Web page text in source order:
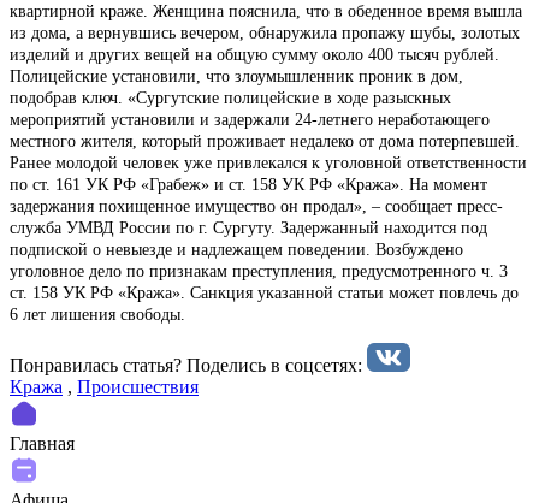
квартирной краже. Женщина пояснила, что в обеденное время вышла
из дома, а вернувшись вечером, обнаружила пропажу шубы, золотых
изделий и других вещей на общую сумму около 400 тысяч рублей.
Полицейские установили, что злоумышленник проник в дом,
подобрав ключ. «Сургутские полицейские в ходе разыскных
мероприятий установили и задержали 24-летнего неработающего
местного жителя, который проживает недалеко от дома потерпевшей.
Ранее молодой человек уже привлекался к уголовной ответственности
по ст. 161 УК РФ «Грабеж» и ст. 158 УК РФ «Кража». На момент
задержания похищенное имущество он продал», – сообщает пресс-
служба УМВД России по г. Сургуту. Задержанный находится под
подпиской о невыезде и надлежащем поведении. Возбуждено
уголовное дело по признакам преступления, предусмотренного ч. 3
ст. 158 УК РФ «Кража». Санкция указанной статьи может повлечь до
6 лет лишения свободы.
Понравилась статья? Поделиcь в соцсетях:
Кража , Происшествия
Главная